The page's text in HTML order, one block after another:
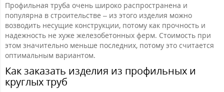
Профильная труба очень широко распространена и
популярна в строительстве – из этого изделия можно
возводить несущие конструкции, потому как прочность и
надежность не хуже железобетонных ферм. Стоимость при
этом значительно меньше последних, потому это считается
оптимальным вариантом.
Как заказать изделия из профильных и
круглых труб